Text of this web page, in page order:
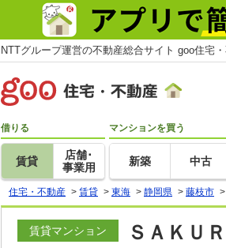
NTTグループ運営の不動産総合サイト goo住宅
借りる
賃貸
店舗･
事業用
マンションを買う
新築 中古
住宅・不動産 > 賃貸 > 東海 > 静岡県 > 藤枝市 >
賃貸マンション ＳＡＫＵ